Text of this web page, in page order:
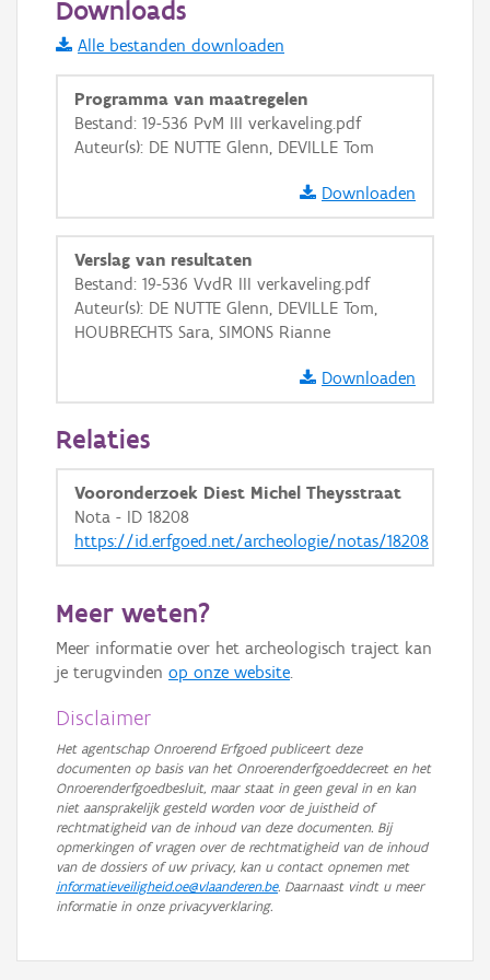
Informatie Vlaanderen
i
+ −
Basis Lagen
Ortho
GRB-Basiskaart
GRB-Basiskaart in grijswaarden
Downloads
Alle bestanden downloaden
Programma van maatregelen
Bestand: 19-536 PvM III verkaveling.pdf
Auteur(s): DE NUTTE Glenn, DEVILLE Tom
Downloaden
Verslag van resultaten
Bestand: 19-536 VvdR III verkaveling.pdf
Auteur(s): DE NUTTE Glenn, DEVILLE Tom,
HOUBRECHTS Sara, SIMONS Rianne
Downloaden
Relaties
Vooronderzoek Diest Michel Theysstraat
Nota - ID 18208
https://id.erfgoed.net/archeologie/notas/18208
Meer weten?
Meer informatie over het archeologisch traject kan
je terugvinden op onze website.
Disclaimer
Het agentschap Onroerend Erfgoed publiceert deze
documenten op basis van het Onroerenderfgoeddecreet en het
Onroerenderfgoedbesluit, maar staat in geen geval in en kan
niet aansprakelijk gesteld worden voor de juistheid of
rechtmatigheid van de inhoud van deze documenten. Bij
opmerkingen of vragen over de rechtmatigheid van de inhoud
van de dossiers of uw privacy, kan u contact opnemen met
informatieveiligheid.oe@vlaanderen.be. Daarnaast vindt u meer
informatie in onze privacyverklaring.